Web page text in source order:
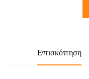
Επισκόπηση